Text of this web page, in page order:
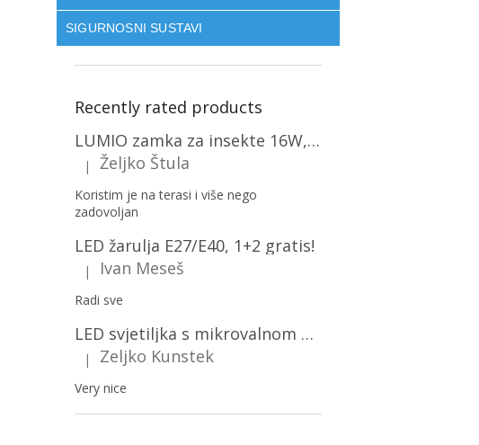
SIGURNOSNI SUSTAVI
Recently rated products
LUMIO zamka za insekte 16W, 1+1 gratis! [MKE004]
The product rating is 5 out of 5 stars.
| Željko Štula
Koristim je na terasi i više nego
zadovoljan
LED žarulja E27/E40, 1+2 gratis!
The product rating is 5 out of 5 stars.
| Ivan Meseš
Radi sve
LED svjetiljka s mikrovalnom pećnicom i svjetlosnim senzorom 36W, 3820lm, okrugla, bijeli okvir/2-PACK!
The product rating is 5 out of 5 stars.
| Zeljko Kunstek
Very nice